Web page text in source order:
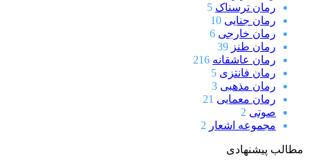
رمان ترسناک 5
رمان جنایی 10
رمان خارجی 6
رمان طنز 39
رمان عاشقانه 216
رمان فانتزی 5
رمان مذهبی 3
رمان معمایی 21
صوتی 2
مجموعه اشعار 2
مطالب پیشنهادی